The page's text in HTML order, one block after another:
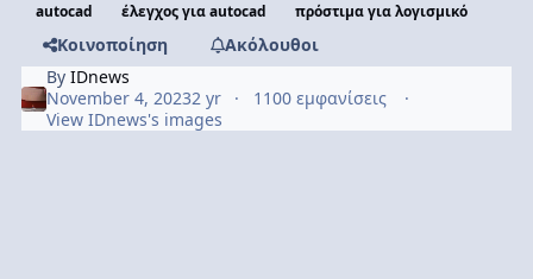
autocad έλεγχος για autocad πρόστιμα για λογισμικό
Κοινοποίηση
Ακόλουθοι
ByIDnews
November 4, 20232 yr
1100 εμφανίσεις
View IDnews's images